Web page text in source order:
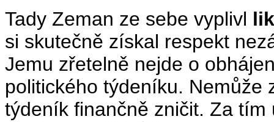
Tady Zeman ze sebe vyplivl
si skutečně získal respekt
Jemu zřetelně nejde o
politického týdeníku. Nemůže
týdeník finančně zničit. Za